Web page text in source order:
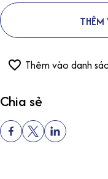
Thêm vào danh
Chia sẻ